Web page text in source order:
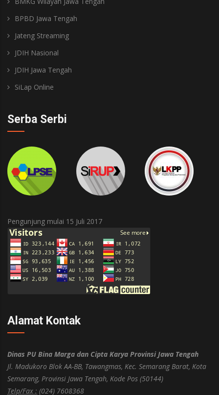
BPBD Jawa Tengah
Jateng Streaming
JDIH Nasional
JDIH Jawa Tengah
SiLap Online
Serba Serbi
Pengunjung mulai 15 Juli 2017
Alamat Kontak
Dinas PU Bina Marga dan Cipta Karya Provinsi Jawa Tengah
Jl. Madukoro Blok AA-BB, Tawangmas, Kec. Semarang Barat, Kota
Semarang, Provinsi Jawa Tengah, Kode Pos (50144)
Telp/Fax : (024) 7608368